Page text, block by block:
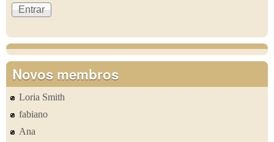
Novos membros
Loria Smith
fabiano
Ana